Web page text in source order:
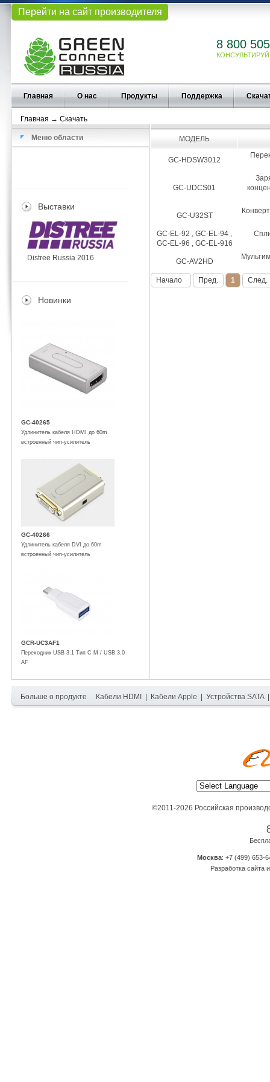
Перейти на сайт производителя
8 800
Главная О нас Продукты Поддержка
Главная → Скачать
Меню области
Выставки
Distree Russia 2016
Новинки
GC-40265
Удлинитель кабеля HDMI до 60m
встроенный чип-усилитель
GC-40266
Удлинитель кабеля DVI до 60m
встроенный чип-усилитель
GCR-UC3AF1
Переходник USB 3.1 Тип C M / USB 3.0
AF
МОДЕЛЬ
GC-HDSW3012
GC-UDCS01
GC-U32ST
GC-EL-92 , GC-EL-94 ,
GC-EL-96 , GC-EL-916
GC-AV2HD
Начало Пред. 1 След.
Больше о продукте Кабели HDMI| Кабели Apple | Устройства SATA
©2011-2026 Российская
Москва: +7 (499) 653-
Разработка сайта